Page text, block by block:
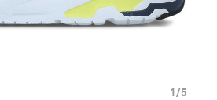
1/5